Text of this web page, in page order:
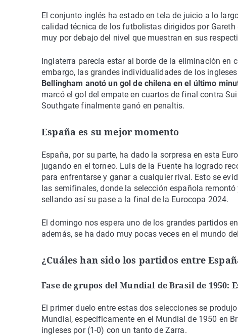
El conjunto inglés ha estado en tela de juicio a lo
calidad técnica de los futbolistas dirigidos por
muy por debajo del nivel que muestran en sus
Inglaterra parecía estar al borde de la eliminación en
embargo, las grandes individualidades de los
Bellingham anotó un gol de chilena en el último
marcó el gol del empate en cuartos de final contra
Southgate finalmente ganó en penaltis.
España es su mejor momento
España, por su parte, ha dado la sorpresa en esta
jugando en el torneo. Luis de la Fuente ha logrado
para enfrentarse y ganar a cualquier rival. Esto se
las semifinales, donde la selección española
sellando así su pase a la final de la Eurocopa 2024.
El domingo nos espera uno de los grandes partidos
además, se ha dado muy pocas veces en el mundo
¿Cuáles han sido los partidos entre
Fase de grupos del Mundial de Brasil de 1950:
El primer duelo entre estas dos selecciones se
Mundial, específicamente en el Mundial de 1950 en
ingleses por (1-0) con un tanto de Zarra.